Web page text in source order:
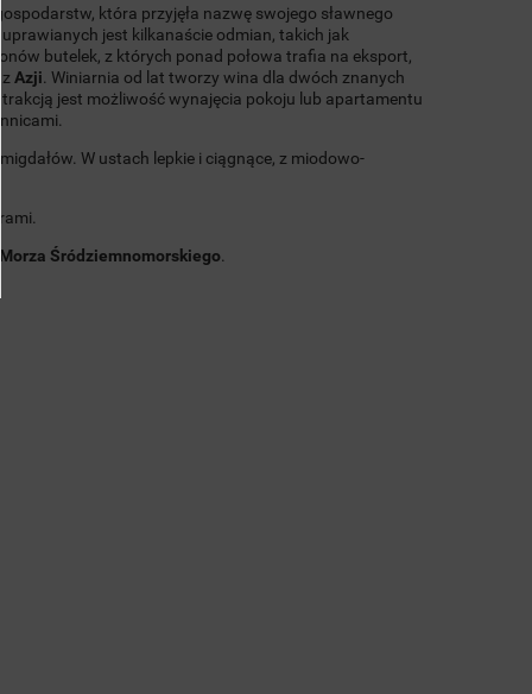
kosztówktóra przyjęła nazwę swojego sławnego
uprawianych jest kilkanaście odmian, takich jak
butelek, z których ponad połowa trafia na eksport,
Azji . Winiarnia od lat tworzy wina dla dwóch znanych
jest możliwość wynajęcia pokoju lub apartamentu
W ustach lepkie i ciągnące, z miodowo-
Morza Śródziemnomorskiego